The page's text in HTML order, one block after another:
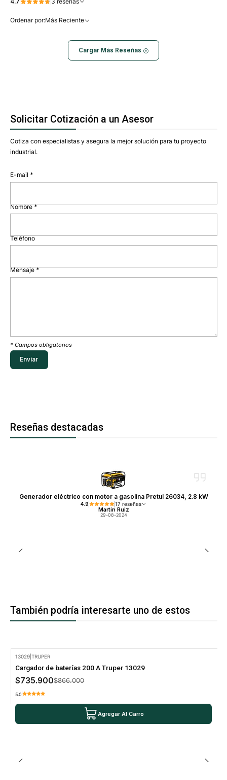
4.7 3 reseñas
Ordenar por:Más Reciente
Cargar Más Reseñas
Solicitar Cotización a un Asesor
Cotiza con especialistas y asegura la mejor solución para tu proyecto
industrial.
E-mail *
Nombre*
Teléfono
Mensaje *
* Campos obligatorios
Reseñas destacadas
Generador eléctrico con motor a gasolina Pretul 26034, 2.8 kW
4.9 17 reseñas
Martin Ruiz
29-08-2024
También podría interesarte uno de estos
13029 |TRUPER
Cargador de baterías 200 A Truper 13029
$735.900$866.000
5.0
Agregar Al Carro